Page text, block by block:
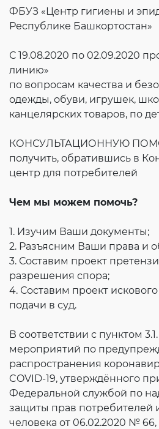
ФБУЗ «Центр гигиены и
Республике Башкортостан»
С 19.08.2020 по 02.09.2020
линию»
по вопросам качества и
одежды, обуви, игрушек,
канцелярских товаров, по
КОНСУЛЬТАЦИОННУЮ
получить, обратившись в
центр для потребителей
Чем мы можем помочь?
1. Изучим Ваши документы;
2. Разъясним Ваши права и
3. Составим проект
разрешения спора;
4. Составим проект
подачи в суд.
В соответствии с пунктом
мероприятий по
распространения
COVID-19, утверждённого
Федеральной службой по
защиты прав потребителей
человека от 06.02.2020 №